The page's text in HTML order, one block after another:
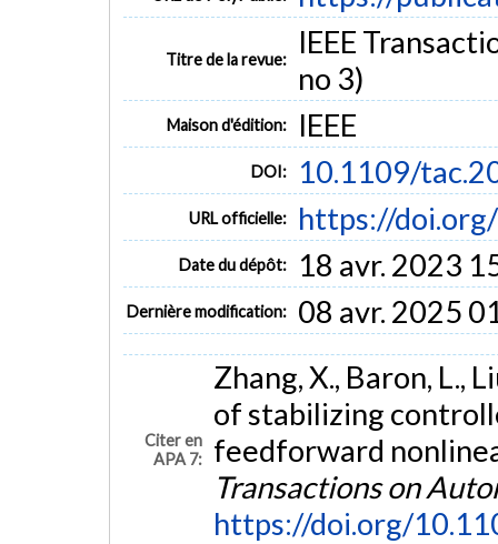
Titre de la revue:
IEEE
no 3)
Maison d'édition: IEEE
DOI: 10.1109/
URL officielle: https://
Date du dépôt: 18 avr. 2023
Dernière modification: 08 avr. 2025
Citer en
APA 7:
Zhang, X., Baron, L.,
of stabilizing
feedforward
Transactions on
https://doi.org/